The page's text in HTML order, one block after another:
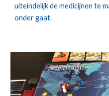
uiteindelijk de medicijnen te
onder gaat.